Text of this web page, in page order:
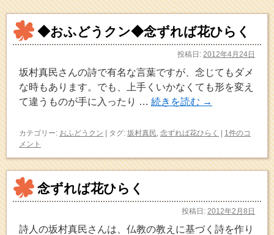
◆おふどうクン◆念ずれば花ひらく
投稿日: 2012年4月24日
坂村真民さんの詩で有名な言葉ですが、念じてもダメ
な時もあります。でも、上手くいかなくても形を変え
て違うものが手に入ったり … 続きを読む →
カテゴリー: おふどうクン | タグ: 坂村真民 念ずれば花ひらく | 1件のコ
メント
念ずれば花ひらく
投稿日: 2012年2月8日
詩人の坂村真民さんは、仏教の教えに基づく詩を作り